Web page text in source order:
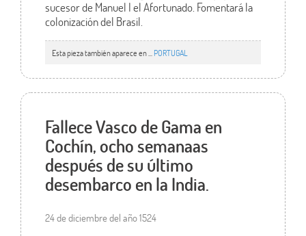
sucesor de Manuel I el Afortunado. Fomentará la
colonización del Brasil.
Esta pieza también aparece en ... PORTUGAL
Fallece Vasco de Gama en
Cochín, ocho semanaas
después de su último
desembarco en la India.
24 de diciembre del año 1524